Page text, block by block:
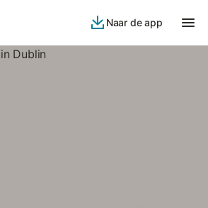
Naar de app